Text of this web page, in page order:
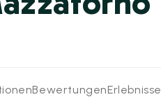
BewertungenErlebnisse